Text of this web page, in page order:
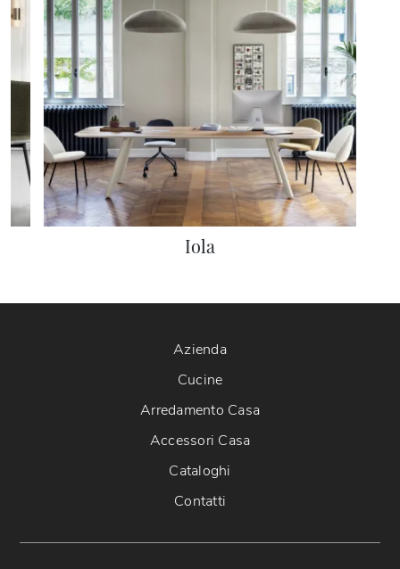
Iola
Azienda
Cucine
Arredamento Casa
Accessori Casa
Cataloghi
Contatti